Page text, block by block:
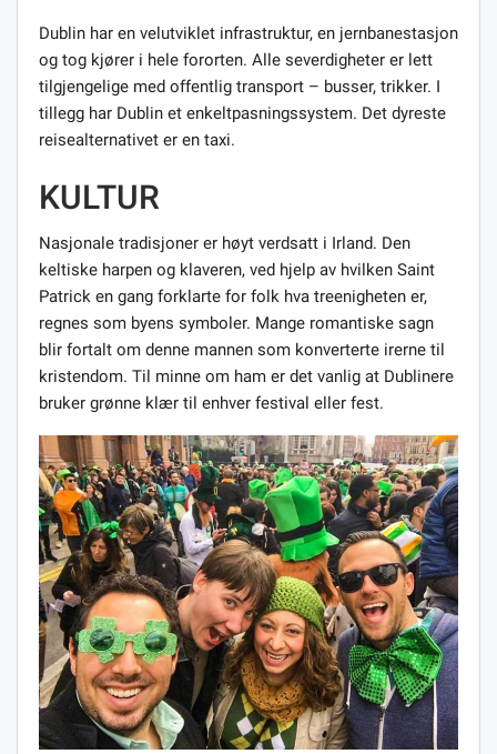
Dublin har en velutviklet infrastruktur, en jernbanestasjon
og tog kjører i hele fororten. Alle severdigheter er lett
tilgjengelige med offentlig transport – busser, trikker. I
tillegg har Dublin et enkeltpasningssystem. Det dyreste
reisealternativet er en taxi.
KULTUR
Nasjonale tradisjoner er høyt verdsatt i Irland. Den
keltiske harpen og klaveren, ved hjelp av hvilken Saint
Patrick en gang forklarte for folk hva treenigheten er,
regnes som byens symboler. Mange romantiske sagn
blir fortalt om denne mannen som konverterte irerne til
kristendom. Til minne om ham er det vanlig at Dublinere
bruker grønne klær til enhver festival eller fest.